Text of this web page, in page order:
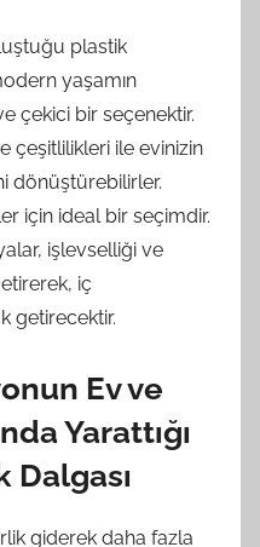
plastik
yaşamın
çekici bir seçenektir.
çeşitlilikleri ile evinizin
dönüştürebilirler.
için ideal bir seçimdir.
işlevselliği ve
iç
getirecektir.
Ev ve
Yarattığı
giderek daha fazla